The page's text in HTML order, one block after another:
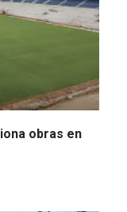
obras en